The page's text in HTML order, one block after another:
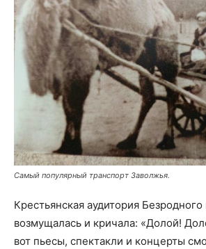
Самый популярный транспорт Заволжья.
Крестьянская аудитория
возмущалась и кричала: «Долой!
вот пьесы, спектакли и концерты